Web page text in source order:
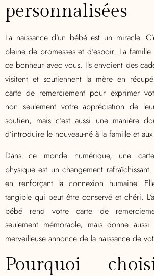
personnalisées
La naissance d’un bébé est un miracle.
pleine de promesses et d’espoir. La
ce bonheur avec vous. Ils envoient des
visitent et soutiennent la mère en
carte de remerciement pour exprimer
non seulement votre appréciation de
soutien, mais c’est aussi une manière
d’introduire le nouveau-né à la famille et
Dans ce monde numérique, une
physique est un changement
en renforçant la connexion humaine.
tangible qui peut être conservé et chéri.
bébé rend votre carte de
seulement mémorable, mais donne
merveilleuse annonce de la naissance de
Pourquoi